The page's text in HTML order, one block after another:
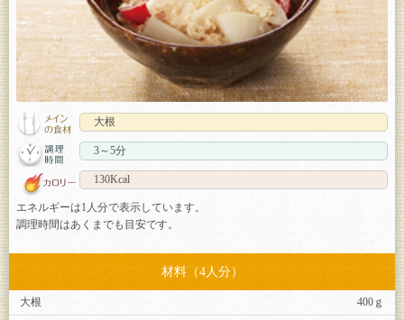
大根
3～5分
130Kcal
エネルギーは1人分で表示しています。
調理時間はあくまでも目安です。
材料（4人分）
大根
400ｇ